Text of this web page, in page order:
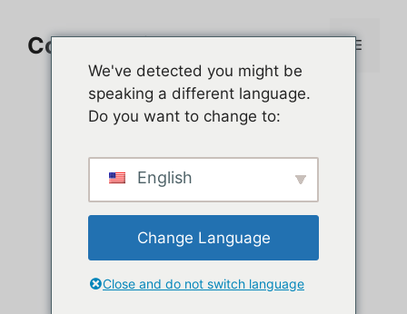
contenuComment jouer sur PC Menu
We've detected you might be
speaking a different language.
Do you want to change to:
English
Change Language
Close and do not switch language